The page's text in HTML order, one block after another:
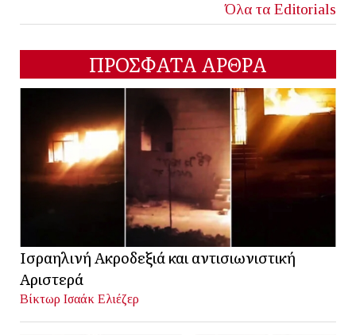
Όλα τα Editorials
ΠΡΟΣΦΑΤΑ ΑΡΘΡΑ
Ισραηλινή Ακροδεξιά και αντισιωνιστική
Αριστερά
Βίκτωρ Ισαάκ Ελιέζερ